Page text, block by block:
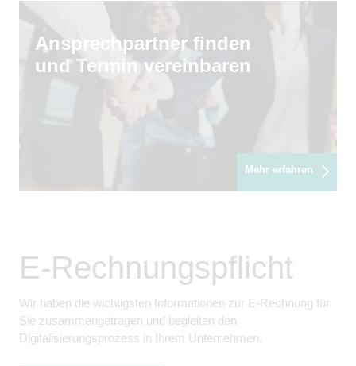
Ansprechpartner finden
und Termin vereinbaren
Mehr erfahren
E-Rechnungspflicht
Wir haben die wichtigsten Informationen zur E-Rechnung für
Sie zusammengetragen und begleiten den
Digitalisierungsprozess in Ihrem Unternehmen.